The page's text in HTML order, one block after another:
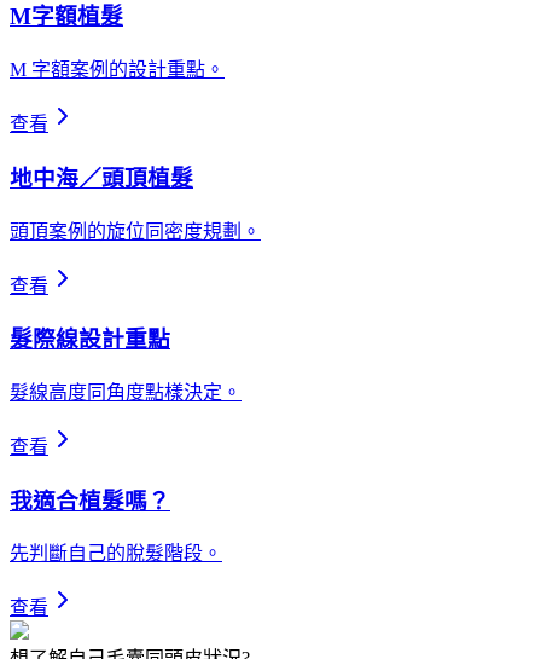
M字額植髮
M 字額案例的設計重點。
查看
地中海／頭頂植髮
頭頂案例的旋位同密度規劃。
查看
髮際線設計重點
髮線高度同角度點樣決定。
查看
我適合植髮嗎？
先判斷自己的脫髮階段。
查看